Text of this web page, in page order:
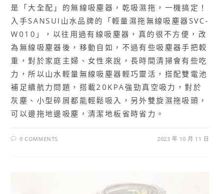
是「大全配」的無線吸塵器，乾吸濕拖，一機搞定！
入手SANSUI山水品牌的「輕量濕拖無線吸塵器SVC-
W010」，以往用過有線吸塵器，真的很不方便，改
為無線吸塵器後，移動自如，不過有些吸塵器手把較
重，對於家庭主婦、女性來說，長時間清掃會有些吃
力，所以山水輕量無線吸塵器輕巧靈活，搭配雙電池
補足續航力問題，搭載20KPA強勁真空吸力，對於
灰塵、小型碎屑都能輕鬆吸入，另外雙旋濕拖吸頭，
可以邊拖地邊吸塵，清潔地板省時省力。
0 COMMENTS 2023 年 10 月 11 日